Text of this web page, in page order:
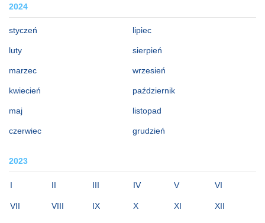
2024
styczeń
luty
marzec
kwiecień
maj
czerwiec
lipiec
sierpień
wrzesień
październik
listopad
grudzień
2023
I II III IV V VI
VII VIII IX X XI XII